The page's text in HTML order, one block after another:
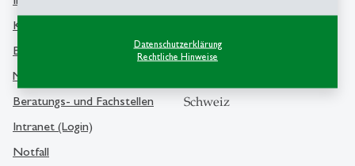
Datenschutzerklärung
Rechtliche Hinweise
Kontakt und Lageplan
Bibliothek
Medien
Beratungs- und Fachstellen
Intranet (Login)
Notfall
Universität St.Gallen
Dufourstrasse 50
Schweiz